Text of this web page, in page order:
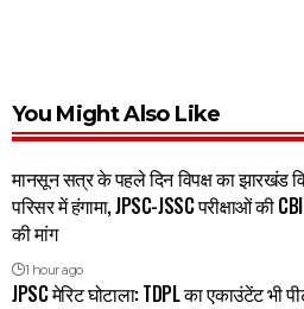
You Might Also Like
मानसून सत्र के पहले दिन विपक्ष का झारखंड
परिसर में हंगामा, JPSC-JSSC परीक्षाओं की
की मांग
1 hour ago
JPSC मेरिट घोटाला: TDPL का एकाउंटेंट भी